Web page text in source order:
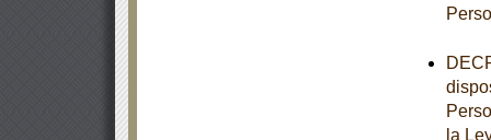
la